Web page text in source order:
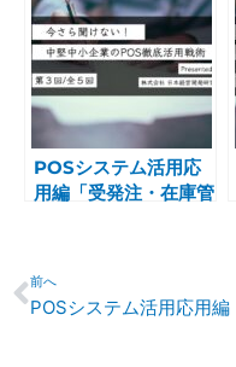
POSシステム活用応
用編「受発注・在庫管
Prev
前へ